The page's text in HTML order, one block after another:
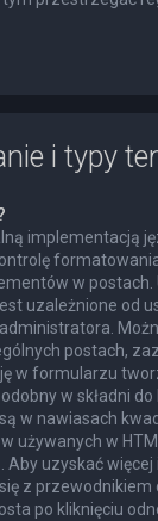
i typy
implementacją
w postach.
uzależnione od
postach,
w formularzu
w składni do
w nawiasach
używanych w
Aby uzyskać
z
po kliknięciu